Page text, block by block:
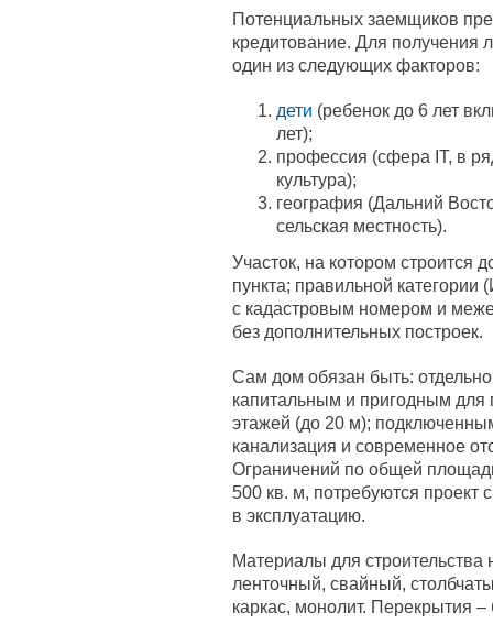
Потенциальных заемщиков
кредитование. Для получения
один из следующих факторов:
дети (ребенок до 6 лет
лет);
профессия (сфера IT, в
культура);
география (Дальний
сельская местность).
Участок, на котором строится
пункта; правильной
с кадастровым номером и
без дополнительных построек.
Сам дом обязан быть:
капитальным и пригодным
этажей (до 20 м);
канализация и современное
Ограничений по общей
500 кв. м, потребуются проект
в эксплуатацию.
Материалы для
ленточный, свайный,
каркас, монолит. Перекрытия